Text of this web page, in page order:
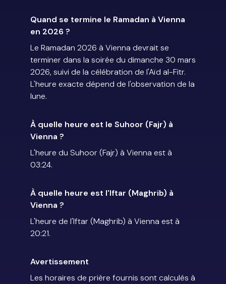
Quand se termine le Ramadan à Vienna
en 2026 ?
Le Ramadan 2026 à Vienna devrait se
terminer dans la soirée du dimanche 30 mars
2026, suivi de la célébration de l'Aïd al-Fitr.
L'heure exacte dépend de l'observation de la
lune.
À quelle heure est le Suhoor (Fajr) à
Vienna ?
L'heure du Suhoor (Fajr) à Vienna est à
03:24.
À quelle heure est l'Iftar (Maghrib) à
Vienna ?
L'heure de l'Iftar (Maghrib) à Vienna est à
20:21.
Avertissement
Les horaires de prière fournis sont calculés à